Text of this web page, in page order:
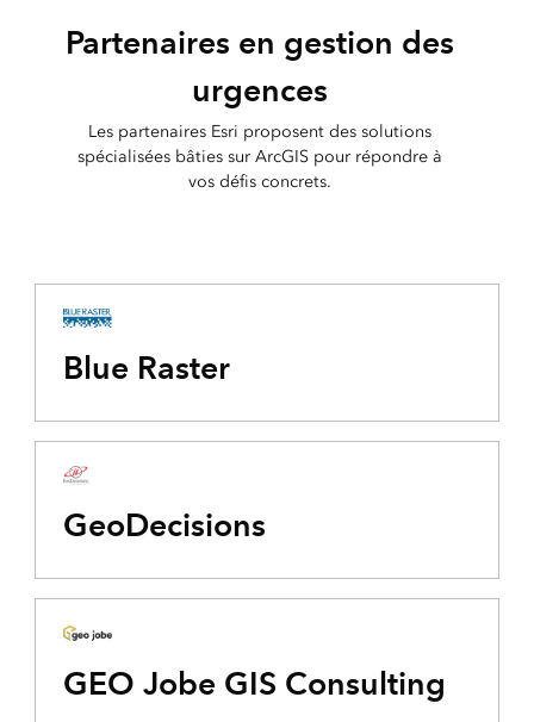
Partenaires en gestion des
urgences
Les partenaires Esri proposent des solutions
spécialisées bâties sur ArcGIS pour répondre à
vos défis concrets.
Blue Raster
GeoDecisions
GEO Jobe GIS Consulting